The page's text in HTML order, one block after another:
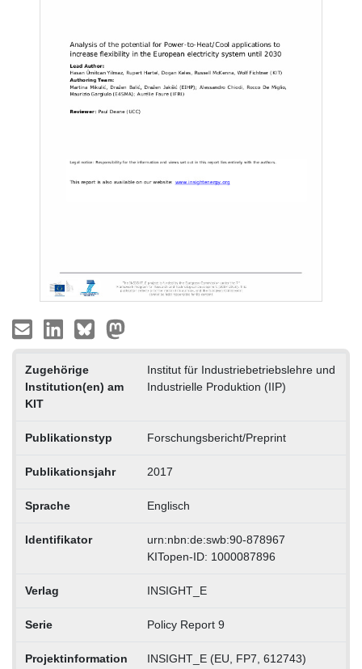
Zugehörige
Institution(en) am
KIT
Institut für Industriebetriebslehre und
Industrielle Produktion (IIP)
Publikationstyp Forschungsbericht/Preprint
Publikationsjahr 2017
Sprache Englisch
Identifikator
urn:nbn:de:swb:90-878967
KITopen-ID: 1000087896
Verlag INSIGHT_E
Serie Policy Report 9
Projektinformation INSIGHT_E (EU, FP7, 612743)